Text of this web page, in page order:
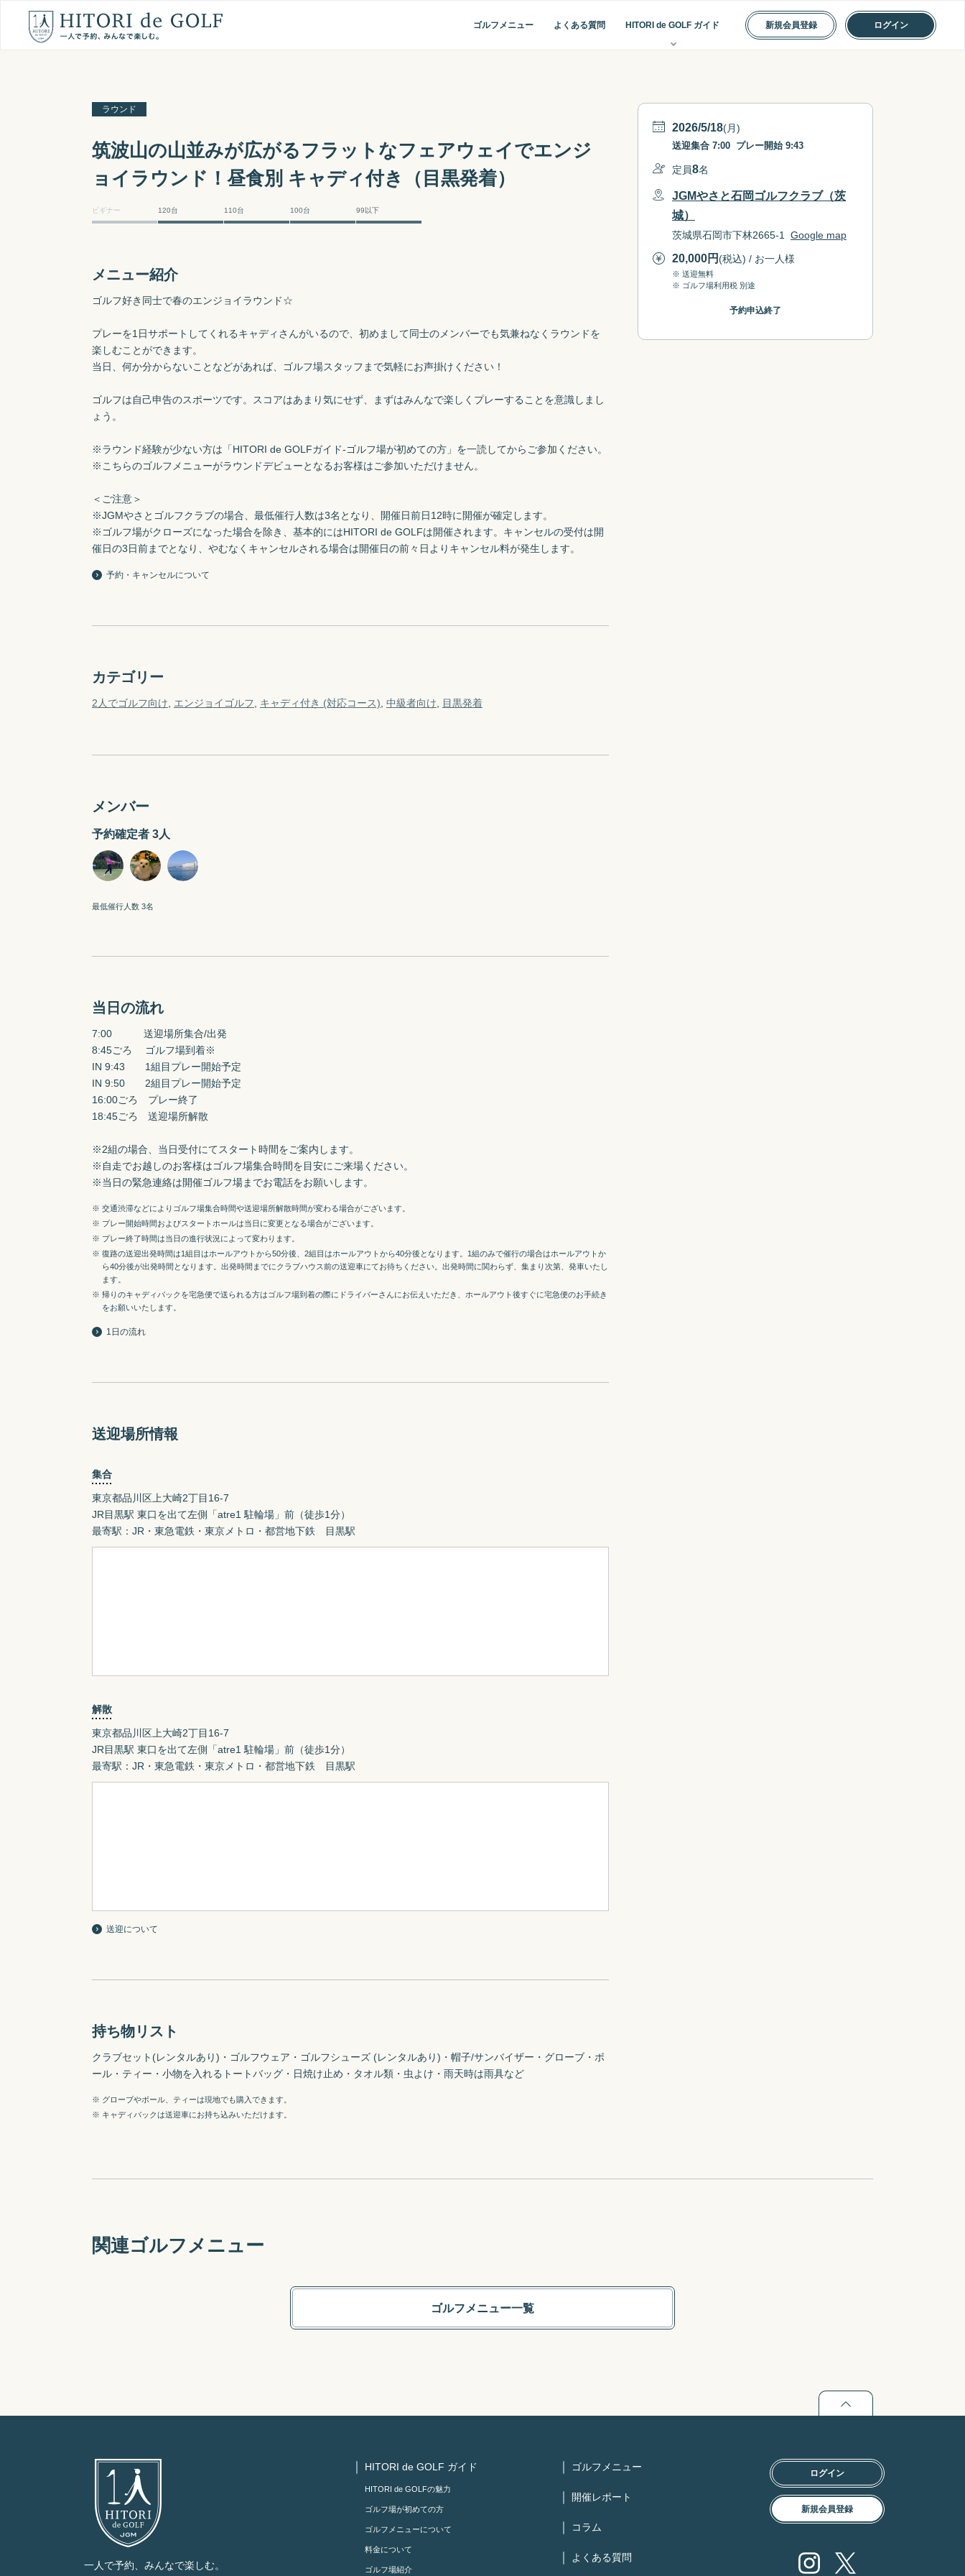
新規会員登録 ログイン
ゴルフメニュー よくある質問 HITORI de GOLF ガイド
ラウンド
筑波山の山並みが広がるフラットなフェアウェイでエンジ
ョイラウンド！昼食別 キャディ付き（目黒発着）
ビギナー 120台 110台 100台 99以下
2026/5/18(月)
送迎集合 7:00 プレー開始 9:43
定員8名
JGMやさと石岡ゴルフクラブ（茨
城）
茨城県石岡市下林2665-1 Google map
20,000円(税込) / お一人様
※ 送迎無料
※ ゴルフ場利用税 別途
予約申込終了
メニュー紹介
ゴルフ好き同士で春のエンジョイラウンド☆
プレーを1日サポートしてくれるキャディさんがいるので、初めまして同士のメンバーでも気兼ねなくラウンドを
楽しむことができます。
当日、何か分からないことなどがあれば、ゴルフ場スタッフまで気軽にお声掛けください！
ゴルフは自己申告のスポーツです。スコアはあまり気にせず、まずはみんなで楽しくプレーすることを意識しまし
ょう。
※ラウンド経験が少ない方は「HITORI de GOLFガイド-ゴルフ場が初めての方」を一読してからご参加ください。
※こちらのゴルフメニューがラウンドデビューとなるお客様はご参加いただけません。
＜ご注意＞
※JGMやさとゴルフクラブの場合、最低催行人数は3名となり、開催日前日12時に開催が確定します。
※ゴルフ場がクローズになった場合を除き、基本的にはHITORI de GOLFは開催されます。キャンセルの受付は開
催日の3日前までとなり、やむなくキャンセルされる場合は開催日の前々日よりキャンセル料が発生します。
予約・キャンセルについて
カテゴリー
2人でゴルフ向け エンジョイゴルフ キャディ付き (対応コース) 中級者向け 目黒発着
メンバー
予約確定者 3人
最低催行人数 3名
当日の流れ
7:00　　    送迎場所集合/出発
8:45ごろ　 ゴルフ場到着※
IN 9:43　　1組目プレー開始予定
IN 9:50　　2組目プレー開始予定
16:00ごろ　プレー終了
18:45ごろ　送迎場所解散
※2組の場合、当日受付にてスタート時間をご案内します。
※自走でお越しのお客様はゴルフ場集合時間を目安にご来場ください。
※当日の緊急連絡は開催ゴルフ場までお電話をお願いします。
※ 交通渋滞などによりゴルフ場集合時間や送迎場所解散時間が変わる場合がございます。
※ プレー開始時間およびスタートホールは当日に変更となる場合がございます。
※ プレー終了時間は当日の進行状況によって変わります。
※ 復路の送迎出発時間は1組目はホールアウトから50分後、2組目はホールアウトから40分後となります。1組のみで催行の場合はホールアウトか
ら40分後が出発時間となります。出発時間までにクラブハウス前の送迎車にてお待ちください。出発時間に関わらず、集まり次第、発車いたし
ます。
※ 帰りのキャディバックを宅急便で送られる方はゴルフ場到着の際にドライバーさんにお伝えいただき、ホールアウト後すぐに宅急便のお手続き
をお願いいたします。
1日の流れ
送迎場所情報
集合
東京都品川区上大崎2丁目16-7
JR目黒駅 東口を出て左側「atre1 駐輪場」前（徒歩1分）
最寄駅：JR・東急電鉄・東京メトロ・都営地下鉄　目黒駅
解散
東京都品川区上大崎2丁目16-7
JR目黒駅 東口を出て左側「atre1 駐輪場」前（徒歩1分）
最寄駅：JR・東急電鉄・東京メトロ・都営地下鉄　目黒駅
送迎について
持ち物リスト
クラブセット(レンタルあり)・ゴルフウェア・ゴルフシューズ (レンタルあり)・帽子/サンバイザー・グローブ・ボ
※ グローブやボール、ティーは現地でも購入できます。
※ キャディバックは送迎車にお持ち込みいただけます。
関連ゴルフメニュー
ゴルフメニュー一覧
一人で予約、みんなで楽しむ。
HITORI de GOLF ガイド
HITORI de GOLFの魅力
ゴルフ場が初めての方
ゴルフメニューについて
料金について
ゴルフ場紹介
ゴルフメニュー
開催レポート
コラム
よくある質問
ログイン
新規会員登録
Instagram